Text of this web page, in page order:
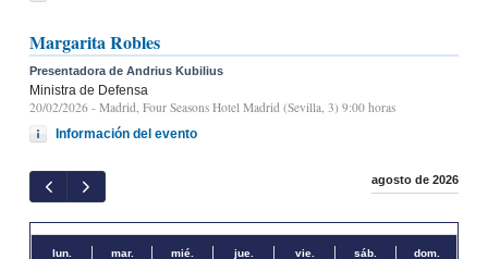
Margarita Robles
Presentadora de Andrius Kubilius
Ministra de Defensa
20/02/2026 - Madrid, Four Seasons Hotel Madrid (Sevilla, 3) 9:00 horas
Información del evento
agosto de 2026
lun. mar. mié. jue. vie. sáb. dom.